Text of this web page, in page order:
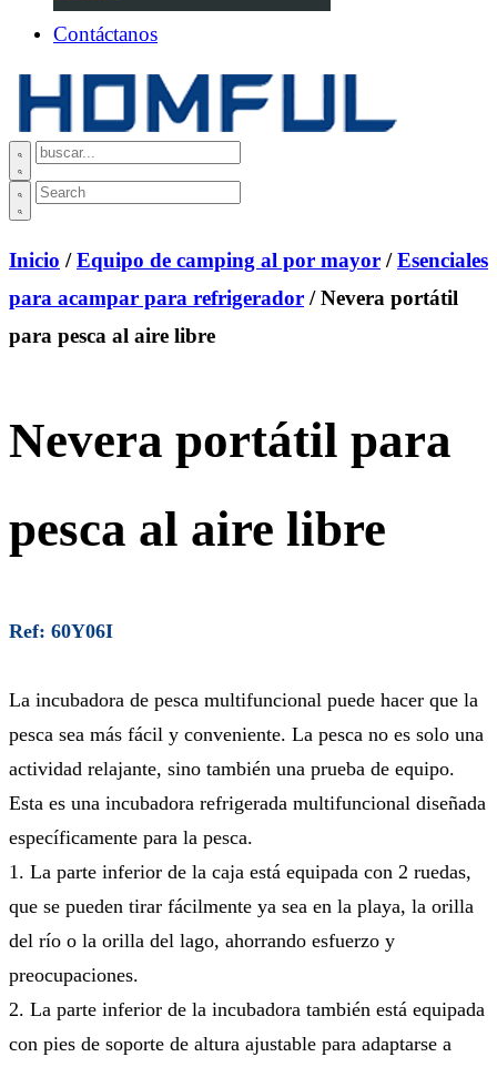
Contáctanos
Inicio /Equipo de camping al por mayor /Esenciales
para acampar para refrigerador / Nevera portátil
para pesca al aire libre
Nevera portátil para
pesca al aire libre
Ref: 60Y06I
La incubadora de pesca multifuncional puede hacer que la
pesca sea más fácil y conveniente. La pesca no es solo una
actividad relajante, sino también una prueba de equipo.
Esta es una incubadora refrigerada multifuncional diseñada
específicamente para la pesca.
1. La parte inferior de la caja está equipada con 2 ruedas,
que se pueden tirar fácilmente ya sea en la playa, la orilla
del río o la orilla del lago, ahorrando esfuerzo y
preocupaciones.
2. La parte inferior de la incubadora también está equipada
con pies de soporte de altura ajustable para adaptarse a